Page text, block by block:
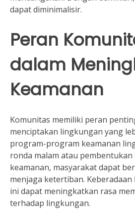
dapat diminimalisir.
Peran
dalam
Keamanan
Komunitas memiliki peran
menciptakan lingkungan yang
program-program keamanan
ronda malam atau
keamanan, masyarakat dapat
menjaga ketertiban.
ini dapat meningkatkan rasa
terhadap lingkungan.